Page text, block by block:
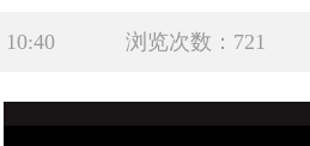
21 10:40 浏览次数：721